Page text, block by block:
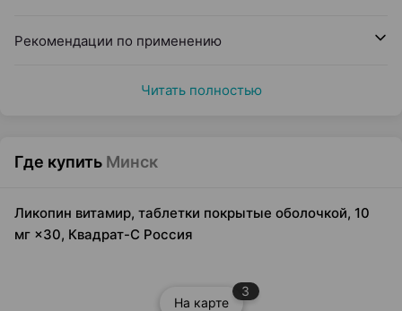
Рекомендации по применению
Читать полностью
Где купить Минск
Ликопин витамир, таблетки покрытые оболочкой, 10
мг ×30, Квадрат-С Россия
На карте
3